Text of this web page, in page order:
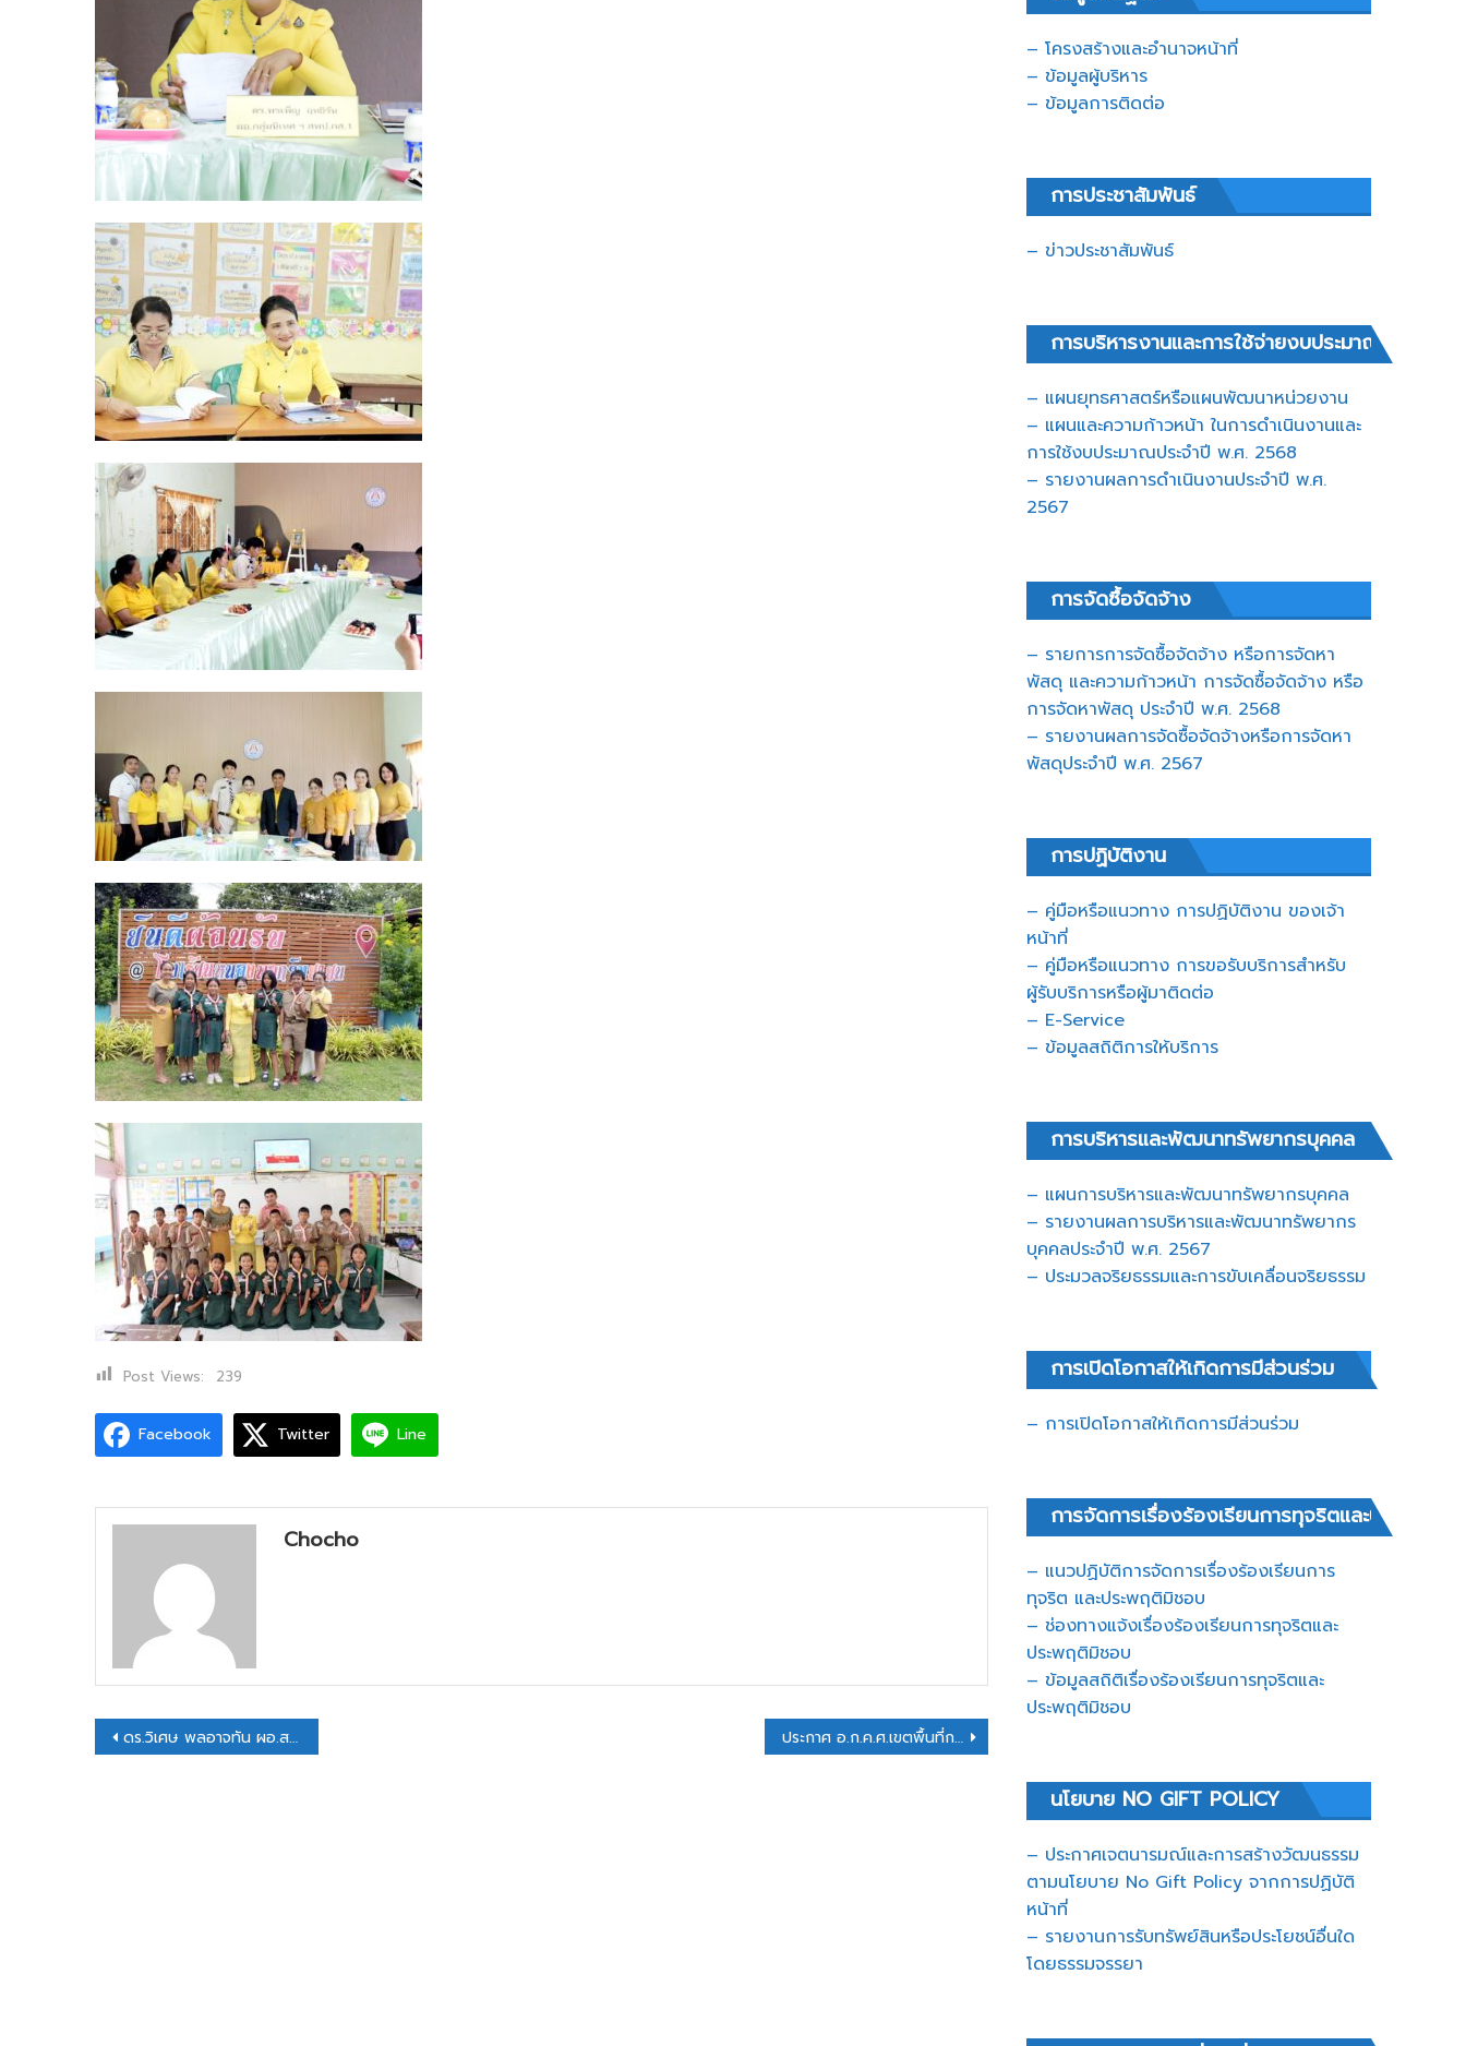
Post Views: 239
Facebook Twitter Line
Chocho
แนะแนว
ดร.วิเศษ พลอาจทัน ผอ.สพป.กาฬสินธุ์ เขต 1 เข้าร่วมประชุม อ.ก.ค.ศ.เขตพื้นที่การศึกษาประถมศึกษากาฬสินธุ์ เขต 1 การประชุม ครั้งที่ 9/2567 ประกาศ อ.ก.ค.ศ.เขตพื้นที่การศึกษาประถมศึกษากาฬสินธุ์ เขต 1 เรื่องรายชื่อผู้มีสิทธิเข้ารับการคัดเลือกบุคคล เพื่อเลื่อนและแต่งตั้งข้าราชการครูและบุคลากรทางการศึกษา ตำแหน่ง บุคลากรทางการศึกษา ตามมาตรา 38(2) ให้ดำรงตำแหน่งระดับชำนาญการพิเศษ สังกัดสำนักงานเขตพื้นที่การศึกษาประถมศึกษากาฬสินธุ์ เขต 1
– โครงสร้างและอำนาจหน้าที่
– ข้อมูลผู้บริหาร
– ข้อมูลการติดต่อ
การประชาสัมพันธ์
– ข่าวประชาสัมพันธ์
การบริหารงานและการใช้จ่ายงบประมาณ
– แผนยุทธศาสตร์หรือแผนพัฒนาหน่วยงาน
– แผนและความก้าวหน้า ในการดำเนินงานและ
การใช้งบประมาณประจำปี พ.ศ. 2568
– รายงานผลการดำเนินงานประจำปี พ.ศ.
2567
การจัดซื้อจัดจ้าง
– รายการการจัดซื้อจัดจ้าง หรือการจัดหา
พัสดุ และความก้าวหน้า การจัดซื้อจัดจ้าง หรือ
การจัดหาพัสดุ ประจำปี พ.ศ. 2568
– รายงานผลการจัดซื้อจัดจ้างหรือการจัดหา
พัสดุประจำปี พ.ศ. 2567
การปฏิบัติงาน
– คู่มือหรือแนวทาง การปฏิบัติงาน ของเจ้า
หน้าที่
– คู่มือหรือแนวทาง การขอรับบริการสำหรับ
ผู้รับบริการหรือผู้มาติดต่อ
– E-Service
– ข้อมูลสถิติการให้บริการ
การบริหารและพัฒนาทรัพยากรบุคคล
– แผนการบริหารและพัฒนาทรัพยากรบุคคล
– รายงานผลการบริหารและพัฒนาทรัพยากร
บุคคลประจำปี พ.ศ. 2567
– ประมวลจริยธรรมและการขับเคลื่อนจริยธรรม
การเปิดโอกาสให้เกิดการมีส่วนร่วม
– การเปิดโอกาสให้เกิดการมีส่วนร่วม
การจัดการเรื่องร้องเรียนการทุจริตและประพฤติมิ
– แนวปฏิบัติการจัดการเรื่องร้องเรียนการ
ทุจริต และประพฤติมิชอบ
– ช่องทางแจ้งเรื่องร้องเรียนการทุจริตและ
ประพฤติมิชอบ
– ข้อมูลสถิติเรื่องร้องเรียนการทุจริตและ
ประพฤติมิชอบ
นโยบาย NO GIFT POLICY
– ประกาศเจตนารมณ์และการสร้างวัฒนธรรม
ตามนโยบาย No Gift Policy จากการปฏิบัติ
หน้าที่
– รายงานการรับทรัพย์สินหรือประโยชน์อื่นใด
โดยธรรมจรรยา